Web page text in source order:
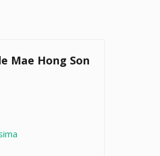
Mae Hong Son